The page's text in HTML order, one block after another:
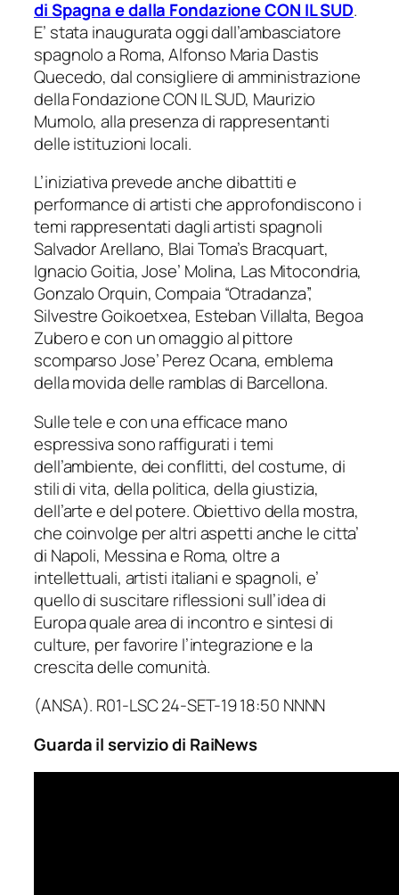
di Spagna e dalla Fondazione CON IL SUD.
E’ stata inaugurata oggi dall’ambasciatore
spagnolo a Roma,Alfonso Maria Dastis
Quecedo, dal consigliere di amministrazione
della Fondazione CON IL SUD, Maurizio
Mumolo, alla presenza di rappresentanti
delle istituzioni locali.
L’iniziativa prevede anche dibattiti e
performance di artisti che approfondiscono i
temi rappresentati dagli artisti spagnoli
Salvador Arellano, Blai Toma’s Bracquart,
Ignacio Goitia, Jose’ Molina, Las Mitocondria,
Gonzalo Orquin, Compaia “Otradanza”,
Silvestre Goikoetxea, Esteban Villalta, Begoa
Zuberoe con un omaggio al pittore
scomparsoJose’ Perez Ocana, emblema
della movida delle ramblas di Barcellona.
Sulle tele e con una efficace mano
espressiva sono raffigurati i temi
dell’ambiente, dei conflitti, del costume, di
stili di vita, della politica, della giustizia,
dell’arte e del potere. Obiettivo della mostra,
che coinvolge per altri aspetti anche le citta’
di Napoli, Messina e Roma, oltre a
intellettuali, artisti italiani e spagnoli, e’
quello di suscitare riflessioni sull’idea di
Europa quale area di incontro e sintesi di
culture, per favorire l’integrazione e la
crescita delle comunità.
(ANSA). R01-LSC 24-SET-19 18:50 NNNN
Guarda il servizio di RaiNews